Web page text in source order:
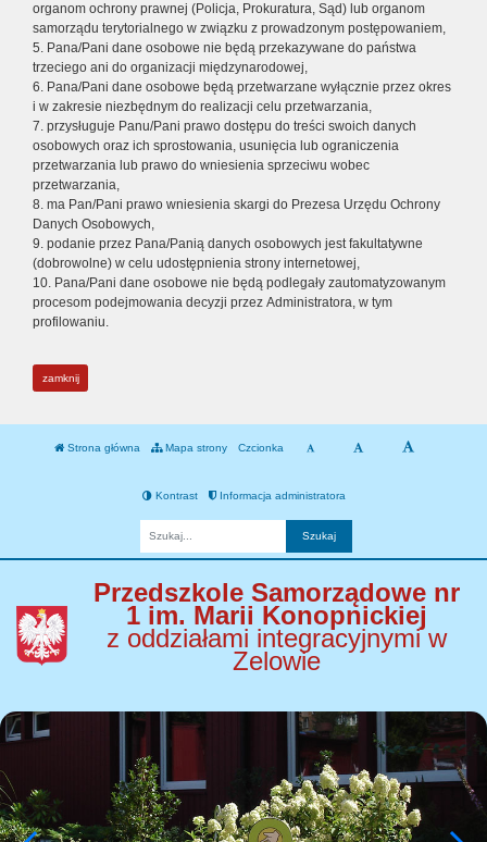
organom ochrony prawnej (Policja, Prokuratura, Sąd) lub organom
samorządu terytorialnego w związku z prowadzonym postępowaniem,
5. Pana/Pani dane osobowe nie będą przekazywane do państwa
trzeciego ani do organizacji międzynarodowej,
6. Pana/Pani dane osobowe będą przetwarzane wyłącznie przez okres
i w zakresie niezbędnym do realizacji celu przetwarzania,
7. przysługuje Panu/Pani prawo dostępu do treści swoich danych
osobowych oraz ich sprostowania, usunięcia lub ograniczenia
przetwarzania lub prawo do wniesienia sprzeciwu wobec
przetwarzania,
8. ma Pan/Pani prawo wniesienia skargi do Prezesa Urzędu Ochrony
Danych Osobowych,
9. podanie przez Pana/Panią danych osobowych jest fakultatywne
(dobrowolne) w celu udostępnienia strony internetowej,
10. Pana/Pani dane osobowe nie będą podlegały zautomatyzowanym
procesom podejmowania decyzji przez Administratora, w tym
profilowaniu.
zamknij
Strona główna Mapa strony Czcionka
Kontrast Informacja administratora
Przedszkole Samorządowe nr
1 im. Marii Konopnickiej
z oddziałami integracyjnymi w
Zelowie